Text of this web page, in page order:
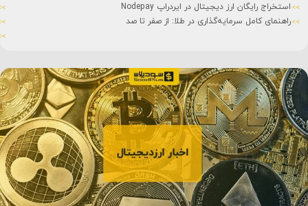
استخراج رایگان ارز دیجیتال در ایردراپ Nodepay
راهنمای کامل سرمایه‌گذاری در طلا: از صفر تا صد